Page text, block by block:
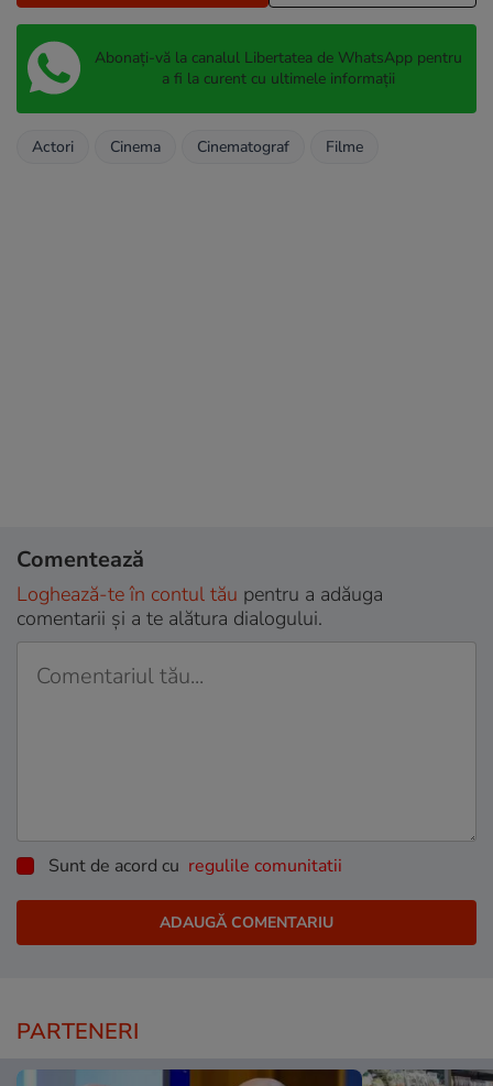
Abonați-vă la canalul Libertatea de WhatsApp pentru
a fi la curent cu ultimele informații
Actori Cinema Cinematograf Filme
Comentează
Loghează-te în contul tău pentru a adăuga
comentarii și a te alătura dialogului.
Sunt de acord cu regulile comunitatii
PARTENERI